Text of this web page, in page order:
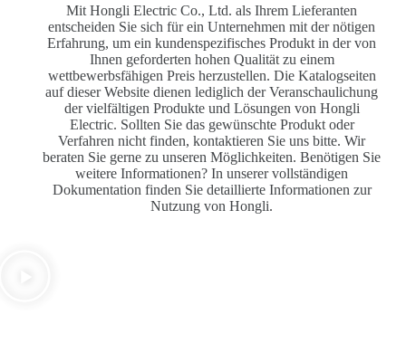
Mit Hongli Electric Co., Ltd. als Ihrem Lieferanten
entscheiden Sie sich für ein Unternehmen mit der nötigen
Erfahrung, um ein kundenspezifisches Produkt in der von
Ihnen geforderten hohen Qualität zu einem
wettbewerbsfähigen Preis herzustellen. Die Katalogseiten
auf dieser Website dienen lediglich der Veranschaulichung
der vielfältigen Produkte und Lösungen von Hongli
Electric. Sollten Sie das gewünschte Produkt oder
Verfahren nicht finden, kontaktieren Sie uns bitte. Wir
beraten Sie gerne zu unseren Möglichkeiten. Benötigen Sie
weitere Informationen? In unserer vollständigen
Dokumentation finden Sie detaillierte Informationen zur
Nutzung von Hongli.